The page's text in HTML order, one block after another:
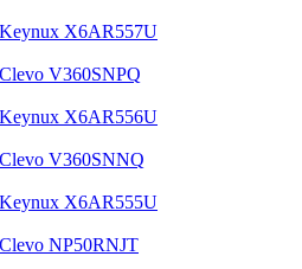
X6AR557U
V360SNPQ
X6AR556U
V360SNNQ
X6AR555U
NP50RNJT